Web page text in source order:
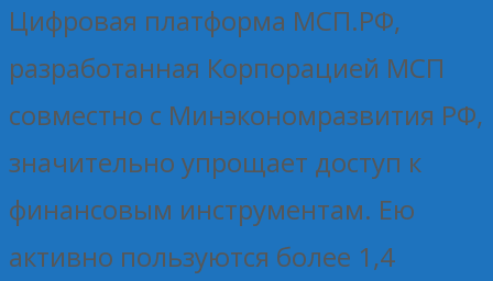
Цифровая платформа МСП.РФ,
разработанная Корпорацией МСП
совместно с Минэкономразвития РФ,
значительно упрощает доступ к
финансовым инструментам. Ею
активно пользуются более 1,4